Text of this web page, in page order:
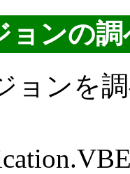
ョンの調
ンを